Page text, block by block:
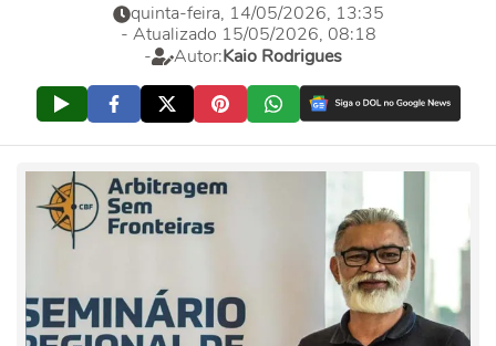
quinta-feira, 14/05/2026, 13:35
- Atualizado 15/05/2026, 08:18
-
Autor:Kaio Rodrigues